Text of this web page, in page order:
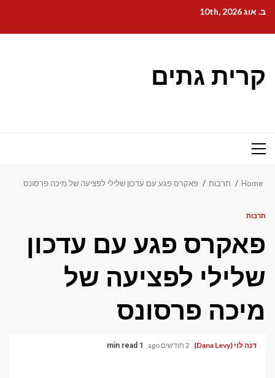
content
ב. אוג 10th, 2026
קרית גתים
Primary
Home תרבות פאקרס פגע עם עדכון שלילי לפציעה של מיכה פרסונס
תרבות
פאקרס פגע עם עדכון
שלילי לפציעה של
מיכה פרסונס
דנה לוי (Dana Levy) 2 חודשים ago 1 min read